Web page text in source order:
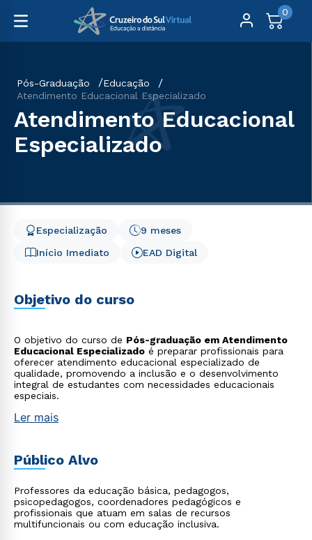
0
Pós-Graduação
Educação
Atendimento Educacional Especializado
Atendimento Educacional
Especializado
Início Imediato
9 meses
Especialização
EAD Digital
Objetivo do curso
O objetivo do curso de Pós-graduação em Atendimento
Educacional Especializado é preparar profissionais para
oferecer atendimento educacional especializado de
qualidade, promovendo a inclusão e o desenvolvimento
integral de estudantes com necessidades educacionais
especiais.
Ler mais
Público Alvo
Professores da educação básica, pedagogos,
psicopedagogos, coordenadores pedagógicos e
profissionais que atuam em salas de recursos
multifuncionais ou com educação inclusiva.